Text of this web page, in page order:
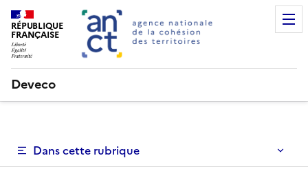
RÉPUBLIQUE
FRANÇAISE
Deveco
Dans cette rubrique